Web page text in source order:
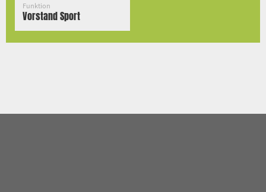
Funktion
Vorstand Sport